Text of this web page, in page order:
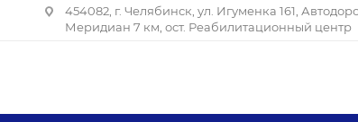
454082, г. Челябинск, ул. Игуменка 161,
Меридиан 7 км, ост. Реабилитационный центр